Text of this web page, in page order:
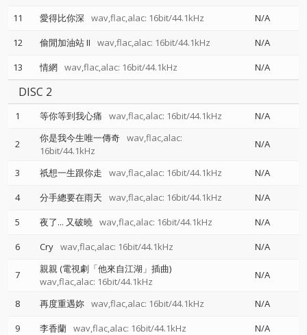
11
愛得比你深 wav,flac,alac: 16bit/44.1kHz
N/A
12
偷閒加油站 II wav,flac,alac: 16bit/44.1kHz
N/A
13
情網 wav,flac,alac: 16bit/44.1kHz N/A
DISC 2
1 等你等到我心痛 wav,flac,alac: 16bit/44.1kHz N/A
2 你是我今生唯一傳奇 wav,flac,alac:
16bit/44.1kHz
N/A
3 祇想一生跟你走 wav,flac,alac: 16bit/44.1kHz
N/A
4
分手總要在雨天 wav,flac,alac: 16bit/44.1kHz
N/A
5
夜了... 又破曉 wav,flac,alac: 16bit/44.1kHz
N/A
6
Cry wav,flac,alac: 16bit/44.1kHz N/A
7
親親 (電視劇「他來自江湖」插曲)
wav,flac,alac: 16bit/44.1kHz
N/A
8 再度重遇妳 wav,flac,alac: 16bit/44.1kHz
N/A
9
李香蘭 wav,flac,alac: 16bit/44.1kHz N/A